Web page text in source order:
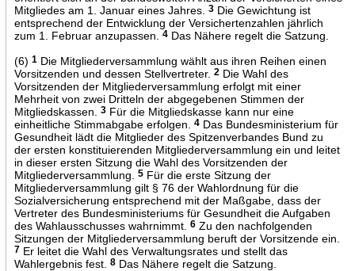
Mitgliedes am 1. Januar eines Jahres.
3Die Gewichtung ist
entsprechend der Entwicklung der Versichertenzahlen jährlich
zum 1. Februar anzupassen.
4Das Nähere regelt die Satzung.
(6) 1Die Mitgliederversammlung wählt aus ihren Reihen einen
Vorsitzenden und dessen Stellvertreter. 2Die Wahl des
Vorsitzenden der Mitgliederversammlung erfolgt mit einer
Mehrheit von zwei Dritteln der abgegebenen Stimmen der
Mitgliedskassen.
3Für die Mitgliedskasse kann nur eine
einheitliche Stimmabgabe erfolgen.
4Das Bundesministerium für
Gesundheit lädt die Mitglieder des Spitzenverbandes Bund zu
der ersten konstituierenden Mitgliederversammlung ein und leitet
in dieser ersten Sitzung die Wahl des Vorsitzenden der
Mitgliederversammlung.
5Für die erste Sitzung der
Mitgliederversammlung gilt § 76 der Wahlordnung für die
Sozialversicherung entsprechend mit der Maßgabe, dass der
Vertreter des Bundesministeriums für Gesundheit die Aufgaben
des Wahlausschusses wahrnimmt.
6Zu den nachfolgenden
Sitzungen der Mitgliederversammlung beruft der Vorsitzende ein.
7Er leitet die Wahl des Verwaltungsrates und stellt das
Wahlergebnis fest.
8Das Nähere regelt die Satzung.